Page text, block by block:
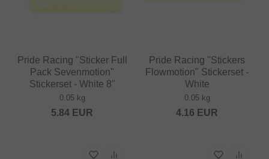
Pride Racing "Sticker Full
Pack Sevenmotion"
Stickerset - White 8"
0.05 kg
5.84 EUR
Pride Racing "Stickers
Flowmotion" Stickerset -
White
0.05 kg
4.16 EUR